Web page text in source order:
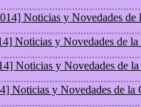
Noticias y Novedades de
Noticias y Novedades de
Noticias y Novedades de
Noticias y Novedades de la